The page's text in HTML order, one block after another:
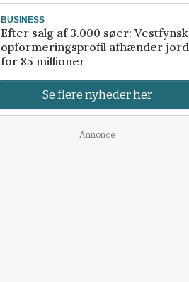
BUSINESS
Efter salg af 3.000 søer: Vestfynsk
opformeringsprofil afhænder jord
for 85 millioner
Se flere nyheder her
Annonce